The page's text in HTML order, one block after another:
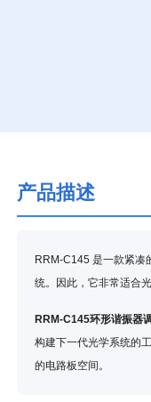
产品描述
RRM-C145 是一款紧凑
统。因此，它非常适合
RRM-C145环形谐振器
构建下一代光学系统的
的电路板空间。